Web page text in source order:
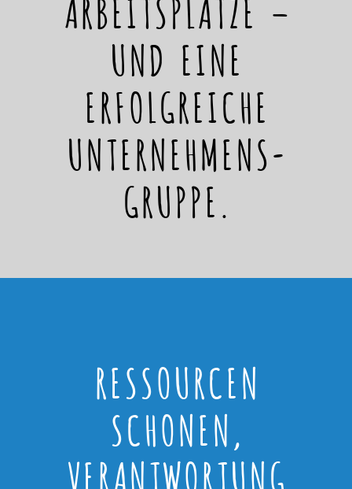
UND EINE
ERFOLGREICHE
UNTERNEHMENS-
GRUPPE.
RESSOURCEN
SCHONEN,
VERANTWORTUNG